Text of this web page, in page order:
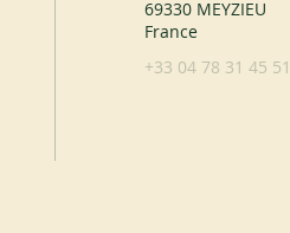
69330 MEYZIEU
France
+33 04 78 31 45 51